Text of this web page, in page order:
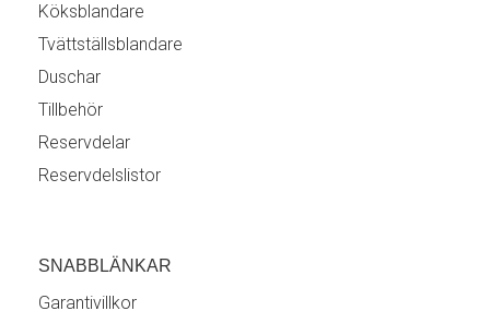
Köksblandare
Tvättställsblandare
Duschar
Tillbehör
Reservdelar
Reservdelslistor
SNABBLÄNKAR
Garantivillkor